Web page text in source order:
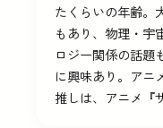
たくらいの年齢。
もあり、物理・宇
ロジー関係の話題
に興味あり。アニ
推しは、アニメ『